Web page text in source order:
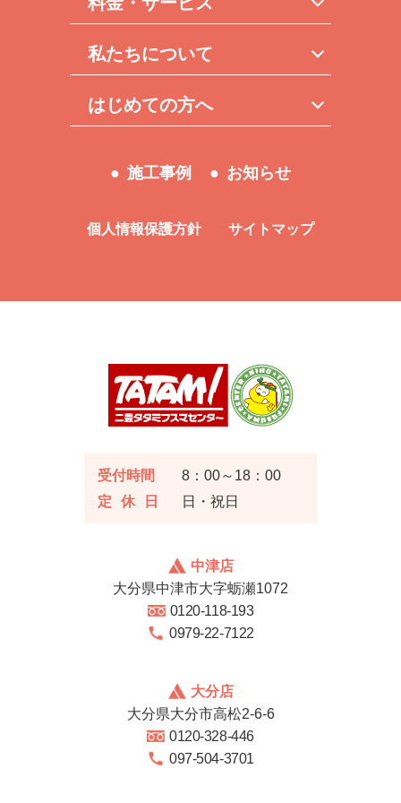
私たちについて
はじめての方へ
施工事例 お知らせ
個人情報保護方針 サイトマップ
受付時間
8：00～18：00
定休日
日・祝日
中津店
大分県中津市大字蛎瀬1072
0120-118-193
0979-22-7122
大分店
大分県大分市高松2-6-6
0120-328-446
097-504-3701